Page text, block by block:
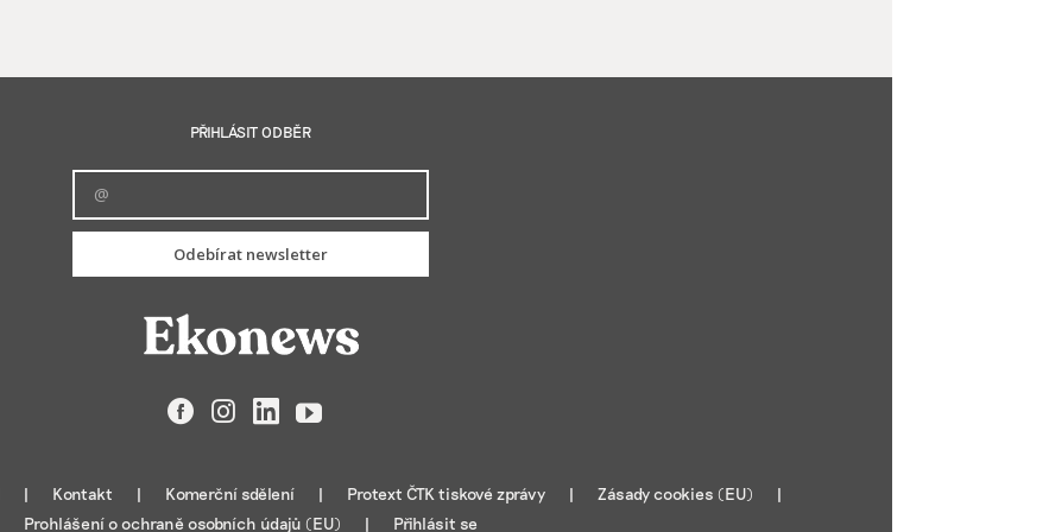
PŘIHLÁSIT ODBĚR
Odebírat newsletter
FacebookInstagramLinkedIn
YouTube
Kontakt Komerční sdělení Protext ČTK tiskové zprávy
Zásady cookies (EU)
Prohlášení o ochraně osobních údajů (EU)
Přihlásit se